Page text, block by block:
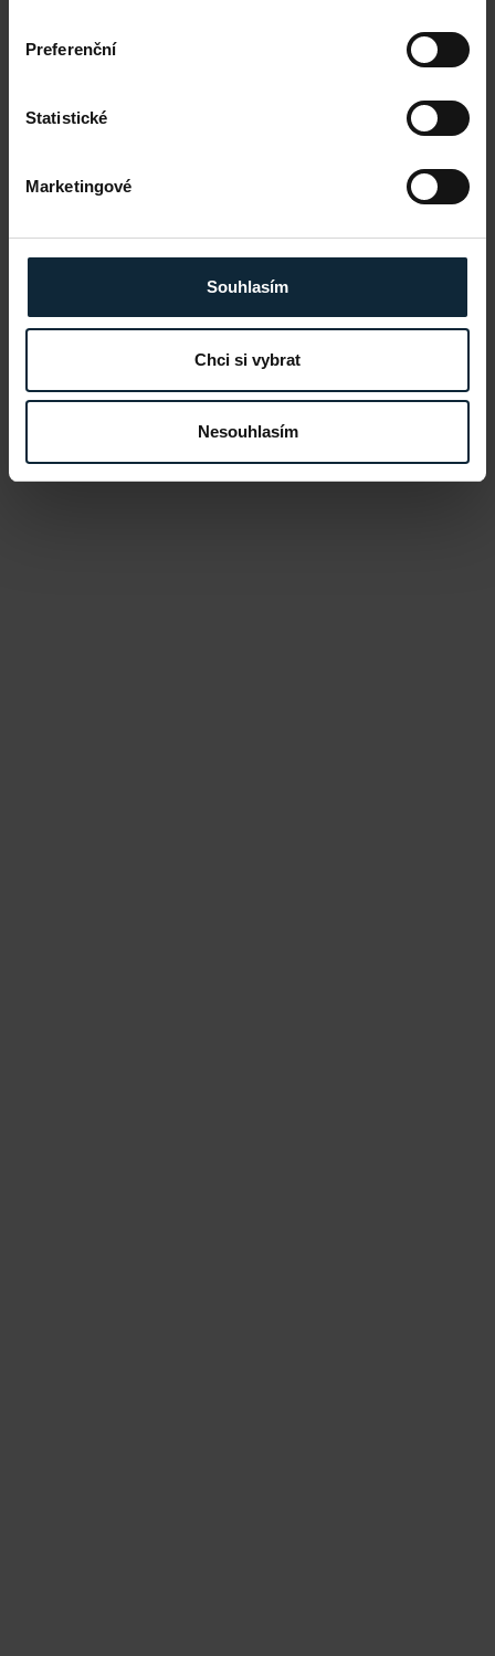
Preferenční
Statistické
Marketingové
Souhlasím
Chci si vybrat
Nesouhlasím